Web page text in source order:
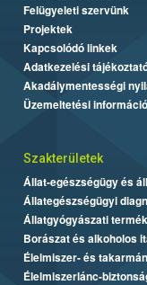
Felügyeleti szervünk
Projektek
Kapcsolódó linkek
Adatkezelési
Akadálymentességi
Üzemeltetési információ
Szakterületek
Állat-egészségügy és
Állategészségügyi
Állatgyógyászati
Borászat és alkoholos
Élelmiszer- és
Élelmiszerlánc-